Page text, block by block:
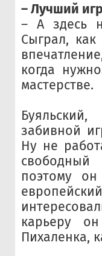
– Лучший
– А здесь
Сыграл,
когда
мастерстве.
забивной
Ну не
поэтому
карьеру
Пихаленка,